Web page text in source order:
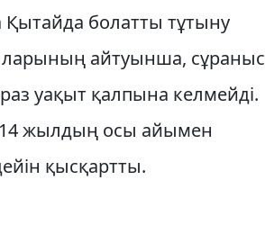
болатты тұтыну
айтуынша, сұраныс
уақыт қалпына келмейді.
жылдың осы айымен
қысқартты.